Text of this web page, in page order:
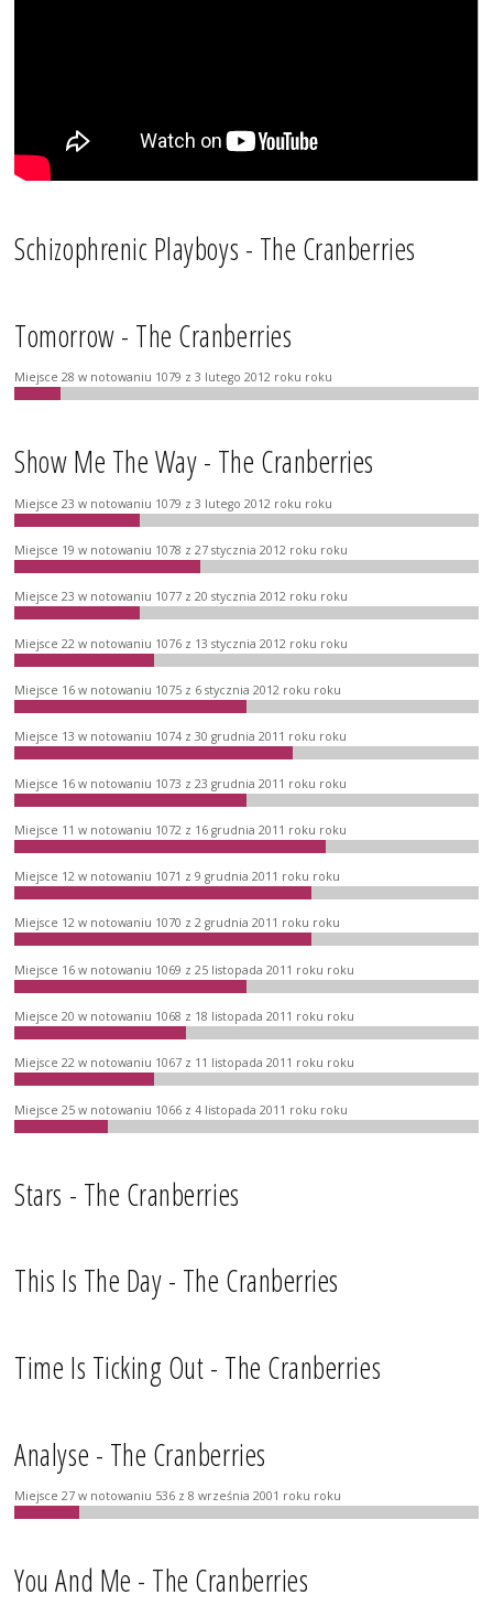
Schizophrenic Playboys - The Cranberries
Tomorrow - The Cranberries
Miejsce 28 w notowaniu 1079 z 3 lutego 2012 roku roku
Show Me The Way - The Cranberries
Miejsce 23 w notowaniu 1079 z 3 lutego 2012 roku roku
Miejsce 19 w notowaniu 1078 z 27 stycznia 2012 roku roku
Miejsce 23 w notowaniu 1077 z 20 stycznia 2012 roku roku
Miejsce 22 w notowaniu 1076 z 13 stycznia 2012 roku roku
Miejsce 16 w notowaniu 1075 z 6 stycznia 2012 roku roku
Miejsce 13 w notowaniu 1074 z 30 grudnia 2011 roku roku
Miejsce 16 w notowaniu 1073 z 23 grudnia 2011 roku roku
Miejsce 11 w notowaniu 1072 z 16 grudnia 2011 roku roku
Miejsce 12 w notowaniu 1071 z 9 grudnia 2011 roku roku
Miejsce 12 w notowaniu 1070 z 2 grudnia 2011 roku roku
Miejsce 16 w notowaniu 1069 z 25 listopada 2011 roku roku
Miejsce 20 w notowaniu 1068 z 18 listopada 2011 roku roku
Miejsce 22 w notowaniu 1067 z 11 listopada 2011 roku roku
Miejsce 25 w notowaniu 1066 z 4 listopada 2011 roku roku
Stars - The Cranberries
This Is The Day - The Cranberries
Time Is Ticking Out - The Cranberries
Analyse - The Cranberries
Miejsce 27 w notowaniu 536 z 8 września 2001 roku roku
You And Me - The Cranberries